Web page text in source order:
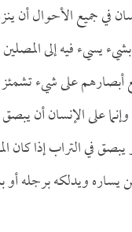
في جميع الأحوال أن
يسيء فيه إلى
على شيء
على الإنسان أن
في التراب إذا كان
يساره ويدلكه برجله أو